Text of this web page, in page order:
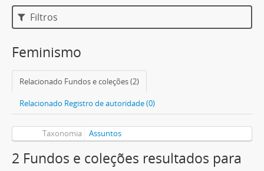
Filtros
Feminismo
Relacionado Fundos e coleções (2)
Relacionado Registro de autoridade (0)
Taxonomia Assuntos
2 Fundos e coleções resultados para